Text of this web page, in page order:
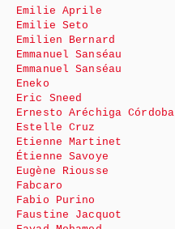
Emilie Aprile
Emilie Seto
Emilien Bernard
Emmanuel Sanséau
Emmanuel Sanséau
Eneko
Eric Sneed
Ernesto Aréchiga Córdoba
Estelle Cruz
Etienne Martinet
Étienne Savoye
Eugène Riousse
Fabcaro
Fabio Purino
Faustine Jacquot